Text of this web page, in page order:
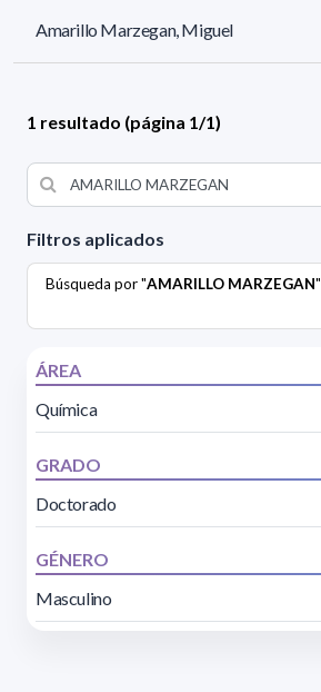
Filtros aplicados
Búsqueda por "AMARILLO MARZEGAN"
ÁREA
Química
GRADO
Doctorado
GÉNERO
Masculino
Amarillo Marzegan, Miguel
1 resultado (página 1/1)